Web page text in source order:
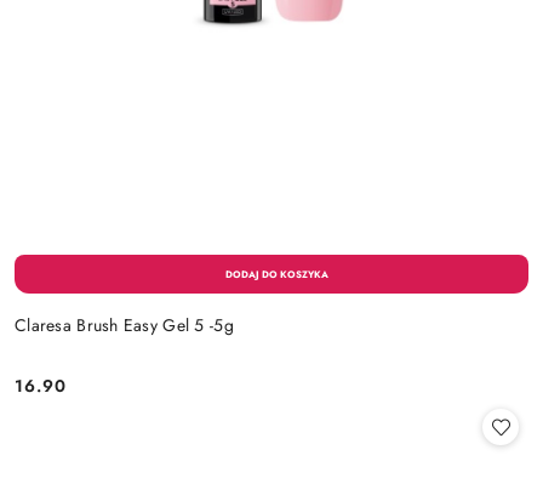
Claresa Brush Easy Gel 5 -5g
Cena:
16.90